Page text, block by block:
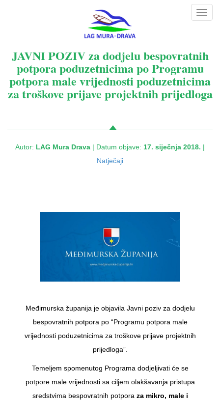
JAVNI POZIV za dodjelu bespovratnih
potpora poduzetnicima po Programu
potpora male vrijednosti poduzetnicima
za troškove prijave projektnih prijedloga
Autor: LAG Mura Drava | Datum objave: 17. siječnja 2018. |
Natječaji
Međimurska županija je objavila Javni poziv za dodjelu
bespovratnih potpora po “Programu potpora male
vrijednosti poduzetnicima za troškove prijave projektnih
prijedloga”.
Temeljem spomenutog Programa dodjeljivati će se
potpore male vrijednosti sa ciljem olakšavanja pristupa
sredstvima bespovratnih potpora za mikro, male i